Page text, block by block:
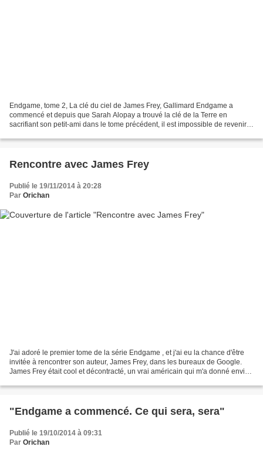
Endgame, tome 2, La clé du ciel de James Frey, Gallimard Endgame a
commencé et depuis que Sarah Alopay a trouvé la clé de la Terre en
sacrifiant son petit-ami dans le tome précédent, il est impossible de revenir
Rencontre avec James Frey
Publié le 19/11/2014 à 20:28
Par Orichan
J'ai adoré le premier tome de la série Endgame , et j'ai eu la chance d'être
invitée à rencontrer son auteur, James Frey, dans les bureaux de Google.
James Frey était cool et décontracté, un vrai américain qui m'a donné envie
"Endgame a commencé. Ce qui sera, sera"
Publié le 19/10/2014 à 09:31
Par Orichan